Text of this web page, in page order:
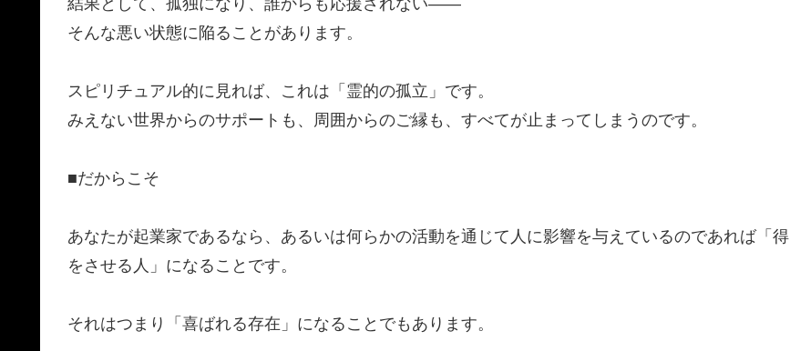
​そんな悪い状態に陥ることがあります。
​スピリチュアル的に見れば、これは「霊的の孤立」です。
​みえない世界からのサポートも、周囲からのご縁も、すべてが止まってしまうのです。
​■だからこそ
​あなたが起業家であるなら、あるいは何らかの活動を通じて人に影響を与えているのであれば「得
をさせる人」になることです。
​それはつまり「喜ばれる存在」になることでもあります。